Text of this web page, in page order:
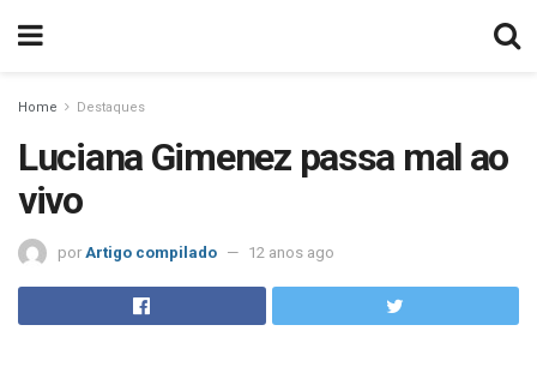
Home Destaques
Luciana Gimenez passa mal ao
vivo
por Artigo compilado 12 anos ago